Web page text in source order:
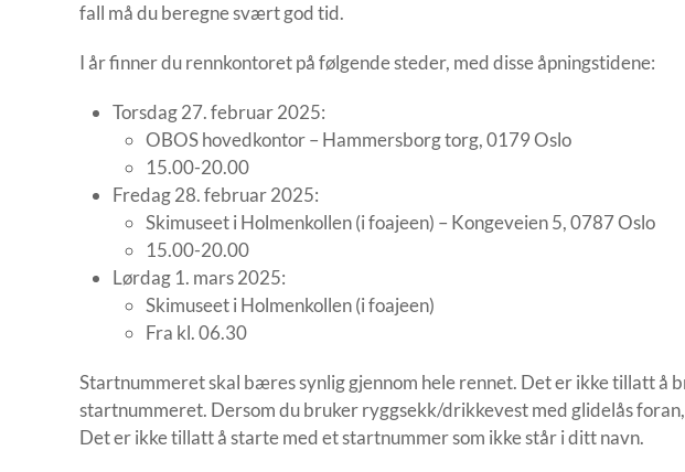
fall må du beregne svært god tid.
I år finner du rennkontoret på følgende steder, med disse åpningstidene:
Torsdag 27. februar 2025:
OBOS hovedkontor – Hammersborg torg, 0179 Oslo
15.00-20.00
Fredag 28. februar 2025:
Skimuseet i Holmenkollen (i foajeen) – Kongeveien 5, 0787 Oslo
15.00-20.00
Lørdag 1. mars 2025:
Skimuseet i Holmenkollen (i foajeen)
Fra kl. 06.30
Startnummeret skal bæres synlig gjennom hele rennet. Det er ikke tillatt å
startnummeret. Dersom du bruker ryggsekk/drikkevest med glidelås foran,
Det er ikke tillatt å starte med et startnummer som ikke står i ditt navn.